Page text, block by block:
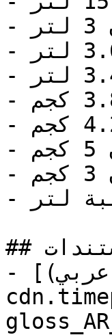
- جالون 3 لتر
- جالون 3.65 لتر
- جالون 3.44 لتر
- جالون 3.8 كجم
- جالون 4.24 كجم
- جالون 5 كجم
- جالون 3 كجم
- علبة لتر
## المستندات
- [المواصفات الفنية (عربي)](https://store-